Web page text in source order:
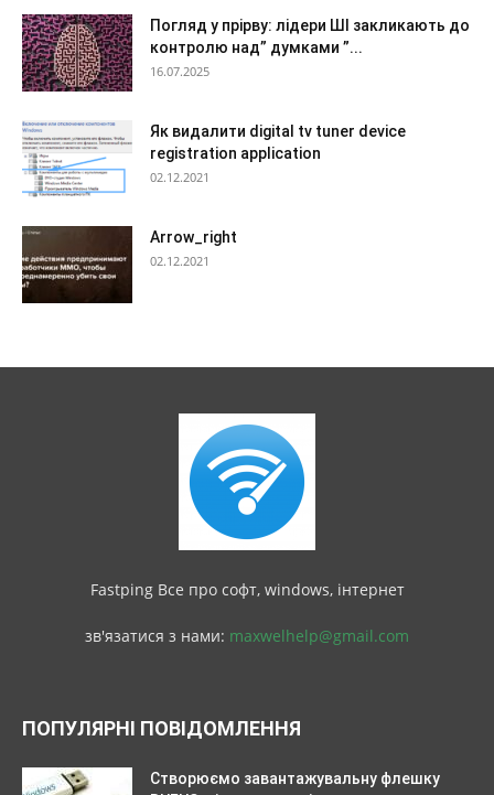
Погляд у прірву: лідери ШІ закликають до
контролю над” думками ”...
16.07.2025
Як видалити digital tv tuner device
registration application
02.12.2021
Arrow_right
02.12.2021
Fastping Все про софт, windows, інтернет
зв'язатися з нами: maxwelhelp@gmail.com
ПОПУЛЯРНІ ПОВІДОМЛЕННЯ
Створюємо завантажувальну флешку